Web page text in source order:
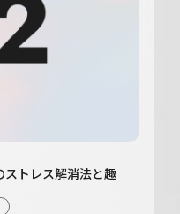
ストレス解消法と趣